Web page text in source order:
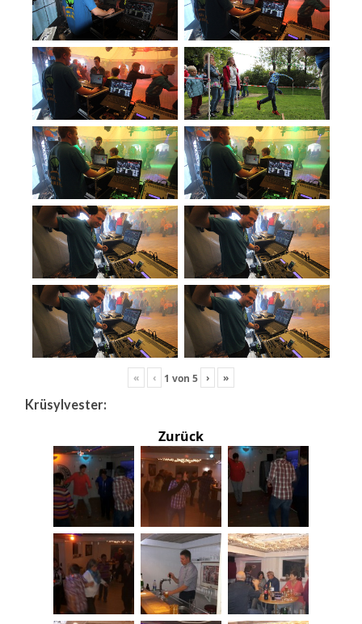
« ‹ 1 von 5 › »
Krüsylvester:
Zurück